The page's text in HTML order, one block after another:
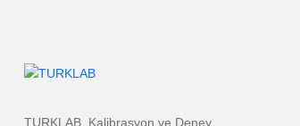
TURKLAB, Kalibrasyon ve Deney